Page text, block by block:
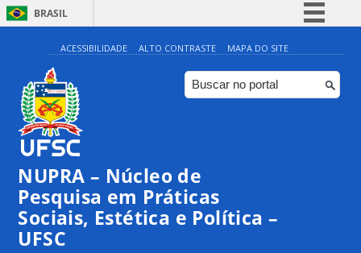
BRASIL
Simplifique!
Comunica BR
Participe
ACESSIBILIDADE ALTO CONTRASTE MAPA DO SITE
NUPRA – Núcleo de
Pesquisa em Práticas
Sociais, Estética e Política –
UFSC